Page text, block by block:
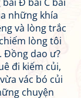
những khía
và lòng trắc
lòng tôi
Đồng dao ư?
đi kiếm củi,
vác bó củi
chuyện